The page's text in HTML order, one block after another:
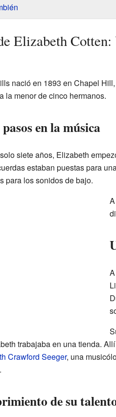
Elizabeth
nació en 1893 en Chapel Hill,
la menor de cinco hermanos.
en la música
siete años, Elizabeth
estaban puestas para
para los sonidos de bajo.
trabajaba en una tienda.
Crawford Seeger, una
de su